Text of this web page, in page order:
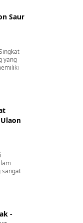
Saur
yang
sangat
-